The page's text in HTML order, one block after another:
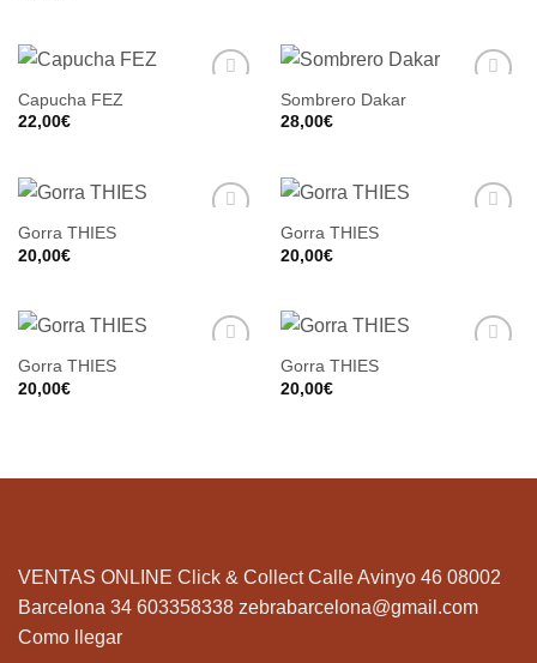
Capucha FEZ
22,00€
Sombrero Dakar
28,00€
Gorra THIES
20,00€
Gorra THIES
20,00€
Gorra THIES
20,00€
Gorra THIES
20,00€
VENTAS ONLINE Click & Collect Calle Avinyo 46 08002
Barcelona 34 603358338 zebrabarcelona@gmail.com
Como llegar